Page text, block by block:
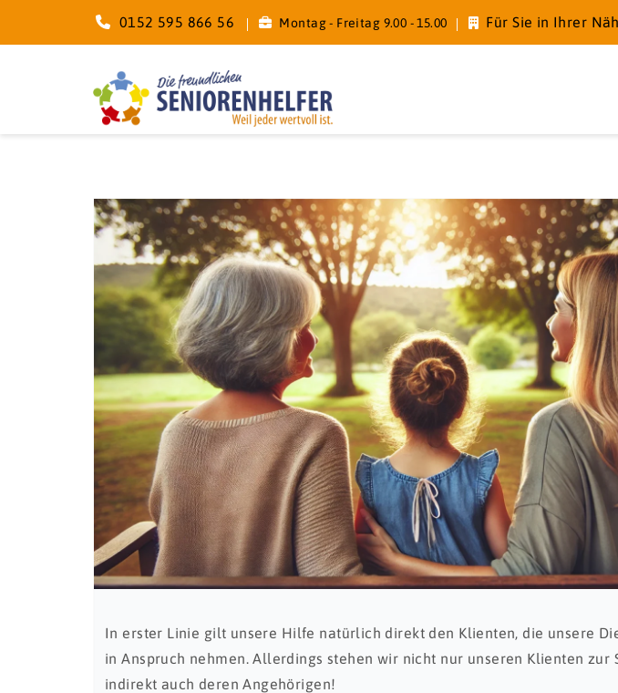
0152 595 866 56 Montag - Freitag 9.00 - 15.00 Für Sie in Ihrer
In erster Linie gilt unsere Hilfe natürlich direkt den Klienten, die unsere
in Anspruch nehmen. Allerdings stehen wir nicht nur unseren Klienten zur
indirekt auch deren Angehörigen!